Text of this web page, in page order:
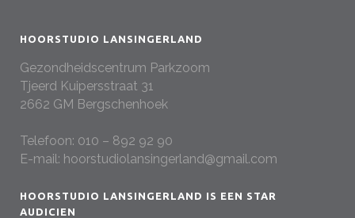
HOORSTUDIO LANSINGERLAND
Gezondheidscentrum Parkzoom
Tjeerd Kuipersstraat 31
2662 GM Bergschenhoek
Telefoon: 010 – 892 92 90
E-mail: hoorstudiolansingerland@gmail.com
HOORSTUDIO LANSINGERLAND IS EEN STAR
AUDICIEN